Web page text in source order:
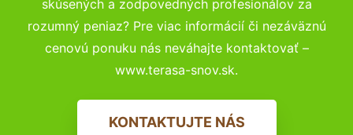
skúsených a zodpovedných profesionálov za
rozumný peniaz? Pre viac informácií či nezáväznú
cenovú ponuku nás neváhajte kontaktovať –
www.terasa-snov.sk.
KONTAKTUJTE NÁS